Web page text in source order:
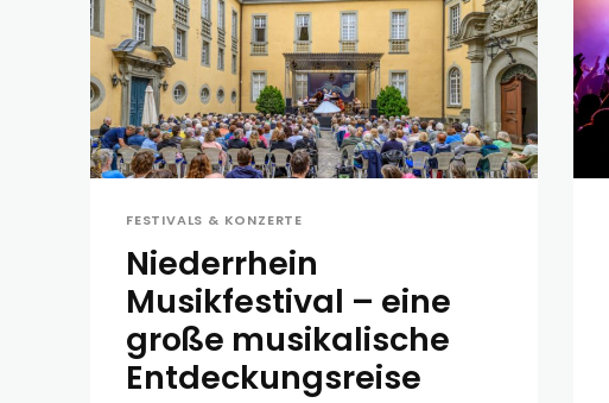
FESTIVALS & KONZERTE
Niederrhein
Musikfestival – eine
große musikalische
Entdeckungsreise